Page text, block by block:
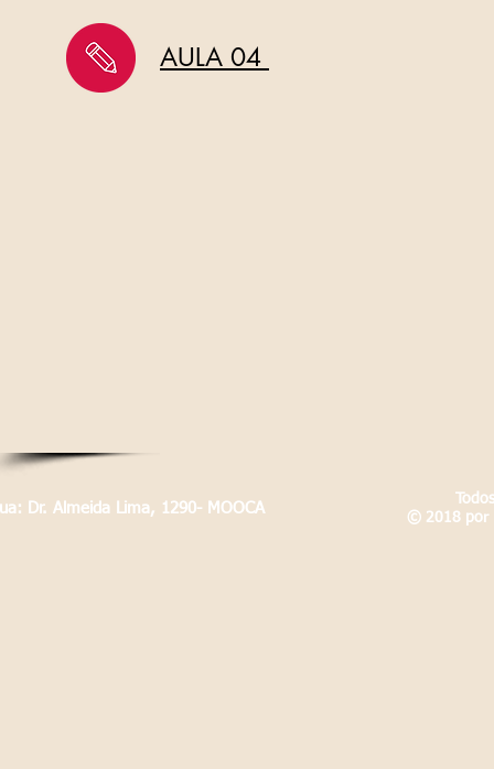
AULA 04
Dr. Almeida Lima, 1290- MOOCA
© 2018 por